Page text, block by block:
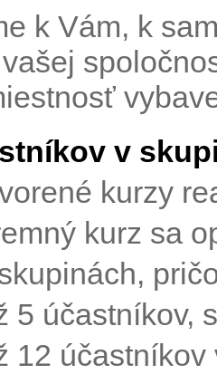
k Vám, k
v
kurzy
kurz sa
5 účastníkov,
12